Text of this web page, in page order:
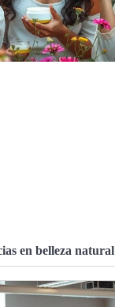
en belleza natural